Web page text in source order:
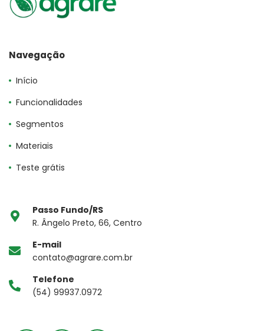
Navegação
Início
Funcionalidades
Segmentos
Materiais
Teste grátis
Passo Fundo/RS
R. Ângelo Preto, 66, Centro
E-mail
contato@agrare.com.br
Telefone
(54) 99937.0972